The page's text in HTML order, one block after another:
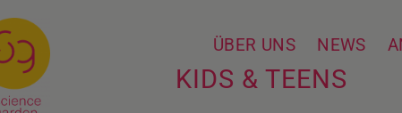
ÜBER UNS NEWS
KIDS & TEENS